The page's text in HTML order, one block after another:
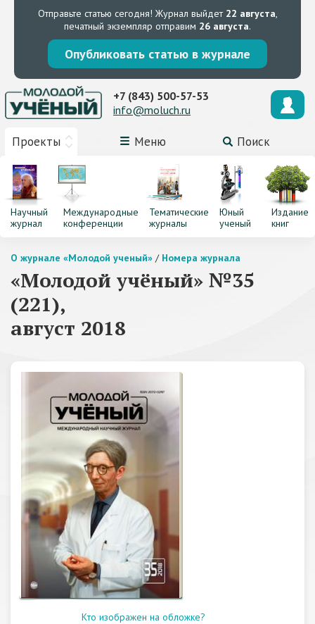
Отправьте статью сегодня! Журнал выйдет 22 августа,
печатный экземпляр отправим 26 августа.
Опубликовать статью в журнале
Проекты Меню Поиск
+7 (843) 500-57-53
info@moluch.ru
Научный
журнал
Международные
конференции
Тематические
журналы
Юный
ученый
Издание
книг
О журнале «Молодой ученый» / Номера журнала
«Молодой учёный» №35
(221),
август 2018
Кто изображен на обложке?